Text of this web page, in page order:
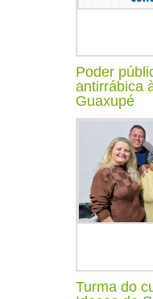
Poder
antirrábica
Guaxupé
Turma do